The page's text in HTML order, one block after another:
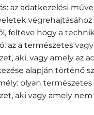
az adatkezelési
feltéve hogy a
az a természetes
aki, vagy amely az
alapján történő
olyan
aki vagy amely